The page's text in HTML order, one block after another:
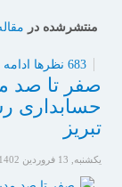
منتشرشده در
683 نظرها
صفر تا صد
حسابداری
تبریز
یکشنبه, 13 فروردين 1402 02:15